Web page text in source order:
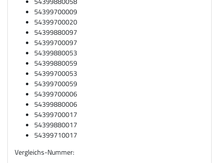
54399700009
54399700020
54399880097
54399700097
54399880053
54399880059
54399700053
54399700059
54399700006
54399880006
54399700017
54399880017
54399710017
Vergleichs-Nummer: